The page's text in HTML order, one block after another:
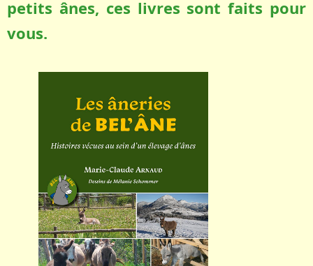
petits ânes, ces livres sont faits pour
vous.